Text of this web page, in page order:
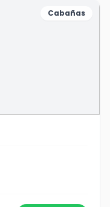
Cabañas